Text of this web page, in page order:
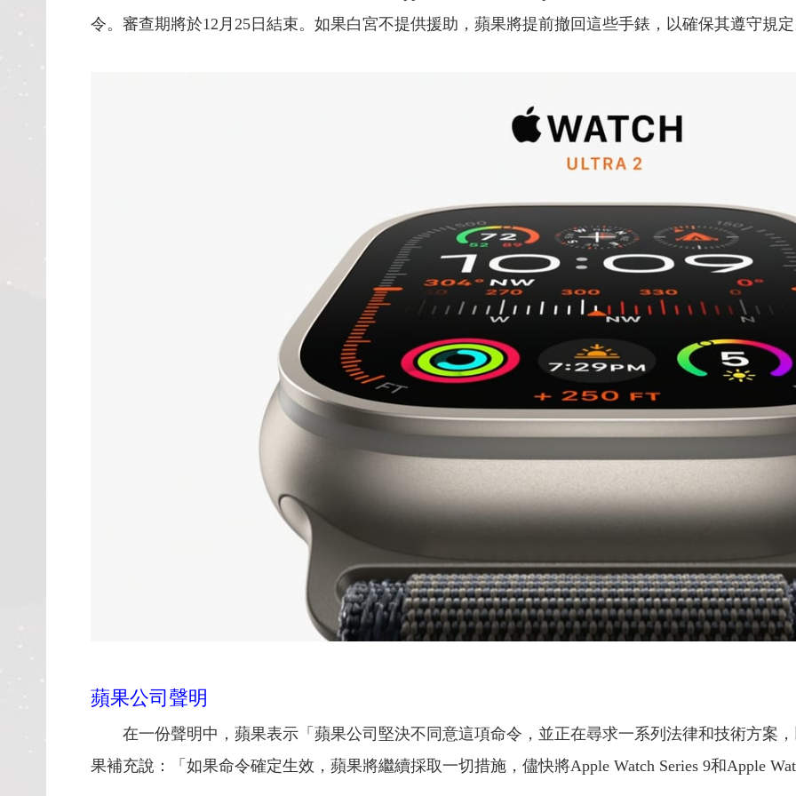
令。審查期將於12月25日結束。如果白宮不提供援助，蘋果將提前撤回這些手錶，以確保其遵守規
蘋果公司聲明
在一份聲明中，蘋果表示「蘋果公司堅決不同意這項命令，並正在尋求一系列法律和技術方案
果補充說：「如果命令確定生效，蘋果將繼續採取一切措施，儘快將Apple Watch Series 9和Apple